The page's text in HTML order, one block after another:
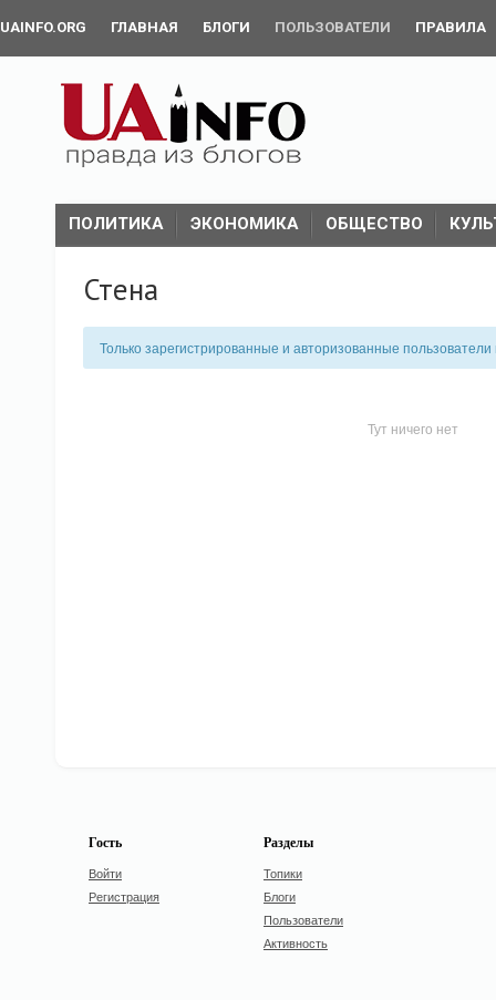
UAINFO.ORG ГЛАВНАЯ БЛОГИ ПОЛЬЗОВАТЕЛИ ПРАВИЛА
ПОЛИТИКА ЭКОНОМИКА ОБЩЕСТВО
Стена
Только зарегистрированные и авторизованные пользователи
Тут ничего нет
Гость
Войти
Регистрация
Разделы
Топики
Блоги
Пользователи
Активность